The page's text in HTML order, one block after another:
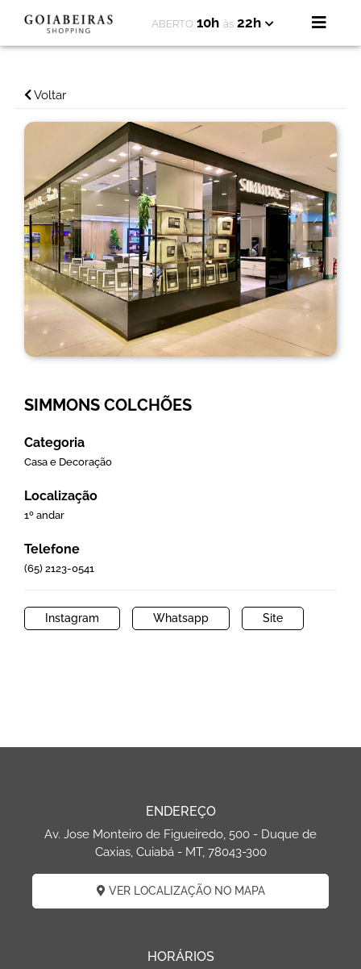
ABERTO 10h às 22h
Voltar
SIMMONS COLCHÕES
Categoria
Casa e Decoração
Localização
1º andar
Telefone
(65) 2123-0541
Instagram Whatsapp Site
ENDEREÇO
Av. Jose Monteiro de Figueiredo, 500 - Duque de
Caxias, Cuiabá - MT, 78043-300
VER LOCALIZAÇÃO NO MAPA
HORÁRIOS